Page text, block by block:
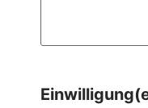
Einwilligung